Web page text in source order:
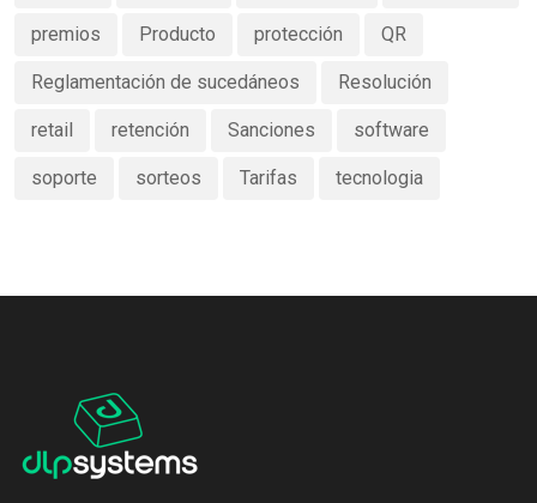
premios Producto protección QR
Reglamentación de sucedáneos Resolución
retail retención Sanciones software
soporte sorteos Tarifas tecnologia